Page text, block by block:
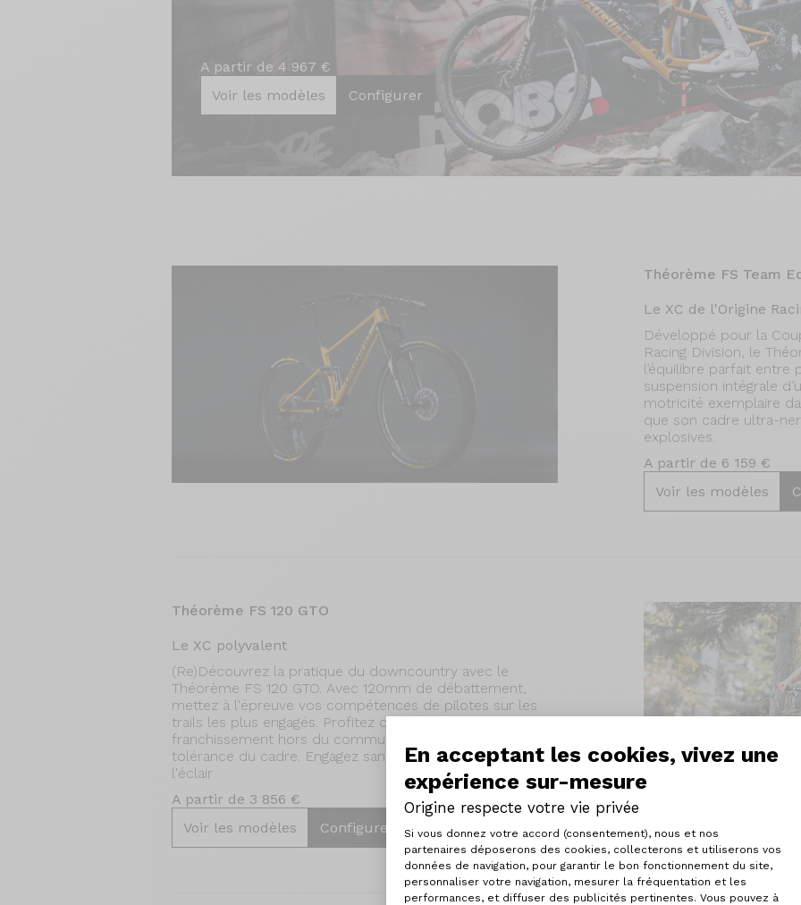
En acceptant les cookies, vivez une
expérience sur-mesure
Origine respecte votre vie privée
Plateforme de Gestion du
Si vous donnez votre accord (consentement), nous et nos
partenaires déposerons des cookies, collecterons et utiliserons vos
données de navigation, pour garantir le bon fonctionnement du site,
personnaliser votre navigation, mesurer la fréquentation et les
performances, et diffuser des publicités pertinentes. Vous pouvez à
Axeptio consent
A partir de 4 967 €
Voir les modèles
Configurer
Théorème FS Team
Le XC de l'Origine
Développé pour la
Racing Division, le
l’équilibre parfait entre
suspension intégrale
motricité exemplaire
que son cadre ultra-
explosives.
A partir de 6 159 €
Voir les modèles
Théorème FS 120 GTO
Le XC polyvalent
(Re)Découvrez la pratique du downcountry avec le
Théorème FS 120 GTO. Avec 120mm de débattement,
mettez à l'épreuve vos compétences de pilotes sur les
trails les plus engagés. Profitez d'une capacité de
franchissement hors du commun, et d'une grande
tolérance du cadre. Engagez sans hésiter, à la vitesse de
l'éclair
A partir de 3 856 €
Voir les modèles
Configurer